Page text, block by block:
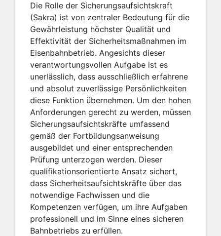
Die Rolle der Sicherungsaufsichtskraft
(Sakra) ist von zentraler Bedeutung für die
Gewährleistung höchster Qualität und
Effektivität der Sicherheitsmaßnahmen im
Eisenbahnbetrieb. Angesichts dieser
verantwortungsvollen Aufgabe ist es
unerlässlich, dass ausschließlich erfahrene
und absolut zuverlässige Persönlichkeiten
diese Funktion übernehmen. Um den hohen
Anforderungen gerecht zu werden, müssen
Sicherungsaufsichtskräfte umfassend
gemäß der Fortbildungsanweisung
ausgebildet und einer entsprechenden
Prüfung unterzogen werden. Dieser
qualifikationsorientierte Ansatz sichert,
dass Sicherheitsaufsichtskräfte über das
notwendige Fachwissen und die
Kompetenzen verfügen, um ihre Aufgaben
professionell und im Sinne eines sicheren
Bahnbetriebs zu erfüllen.